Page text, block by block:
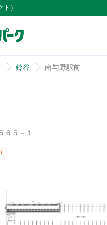
）
鈴谷 南与野駅前
６５－１